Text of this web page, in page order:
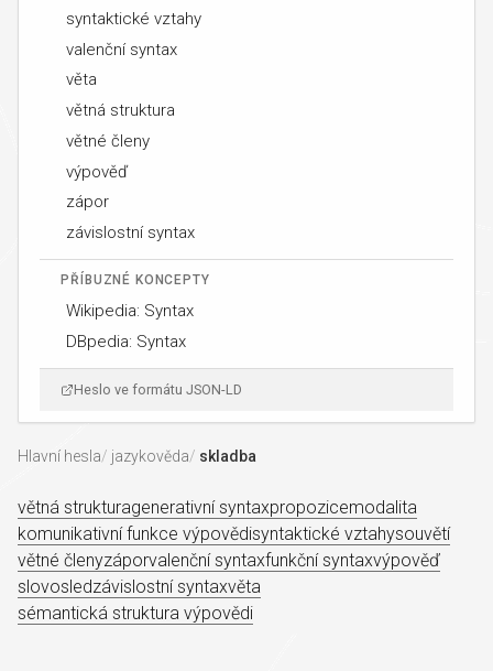
syntaktické vztahy
valenční syntax
věta
větná struktura
větné členy
výpověď
zápor
závislostní syntax
PŘÍBUZNÉ KONCEPTY
Wikipedia: Syntax
DBpedia: Syntax
Heslo ve formátu JSON-LD
Hlavní hesla jazykověda skladba
větná strukturagenerativní syntaxpropozicemodalita
komunikativní funkce výpovědisyntaktické vztahysouvětí
větné členyzáporvalenční syntaxfunkční syntaxvýpověď
slovosledzávislostní syntaxvěta
sémantická struktura výpovědi